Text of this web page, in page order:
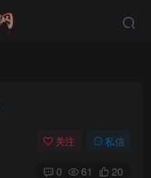
关注 私信
0 61 20